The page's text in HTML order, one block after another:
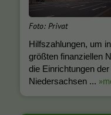
Foto: Privat
Hilfszahlungen, um
größten finanziellen
die Einrichtungen
Niedersachsen ...